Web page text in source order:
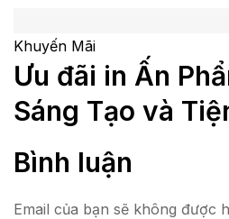
Khuyến Mãi
Ưu đãi in Ấn
Sáng Tạo và
Bình luận
Email của bạn sẽ không được